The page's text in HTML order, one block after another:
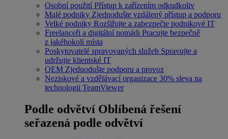
Osobní použití Přístup k zařízením odkudkoliv
Malé podniky Zjednodušte vzdálený přístup a podporu
Velké podniky Rozšiřujte a zabezpečte podnikové IT
Freelanceři a digitální nomádi Pracujte bezpečně
z jakéhokoli místa
Poskytovatelé spravovaných služeb Spravujte a
udržujte klientské IT
OEM Zjednodušte podporu a provoz
Neziskové a vzdělávací organizace 30% sleva na
technologii TeamViewer
Podle odvětví Oblíbená řešení
seřazená podle odvětví